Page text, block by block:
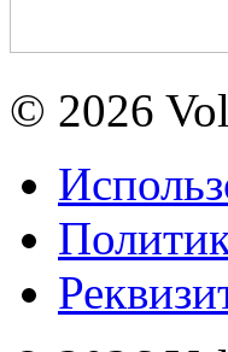
© 2026